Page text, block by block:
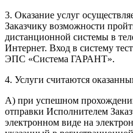
3. Оказание услуг
Заказчику возможности
дистанционной системы в
Интернет. Вход в систему
ЭПС «Система ГАРАНТ».
4. Услуги считаются
А) при успешном
отправки Исполнителем
электронном виде на